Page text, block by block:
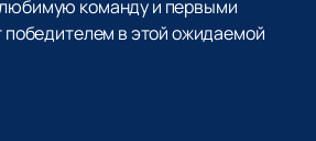
команду и первыми
победителем в этой ожидаемой